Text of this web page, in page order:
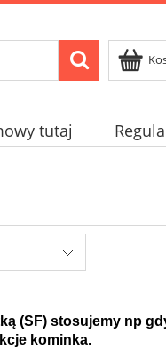
tutaj
(SF) stosujemy np
kominka.